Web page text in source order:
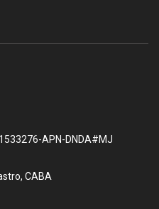
APN-DNDA#MJ
CABA